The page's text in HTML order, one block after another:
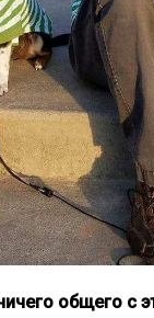
общего с